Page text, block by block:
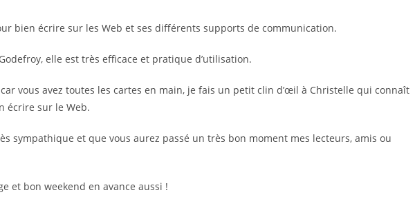
bien écrire sur les Web et ses différents supports de communication.
elle est très efficace et pratique d’utilisation.
vous avez toutes les cartes en main, je fais un petit clin d’œil à Christelle qui connaît
écrire sur le Web.
sympathique et que vous aurez passé un très bon moment mes lecteurs, amis ou
et bon weekend en avance aussi !